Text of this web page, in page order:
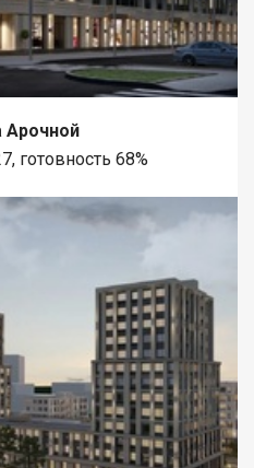
Арочной
готовность 68%